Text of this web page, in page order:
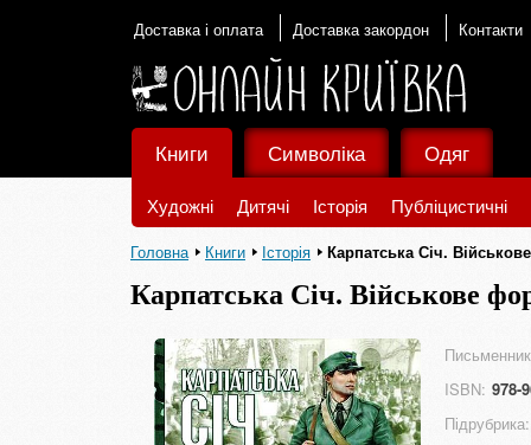
Доставка і оплата Доставка закордон Контакти
Книги
Художні Дитячі Історія Публіцистичні
Символіка Одяг
Головна Книги Історія Карпатська Січ.
Карпатська Січ. Військове
ISBN: 978-
Підрубрика: